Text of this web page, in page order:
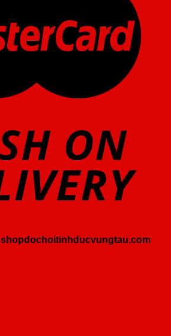
shopdochoitinhducvungtau.com